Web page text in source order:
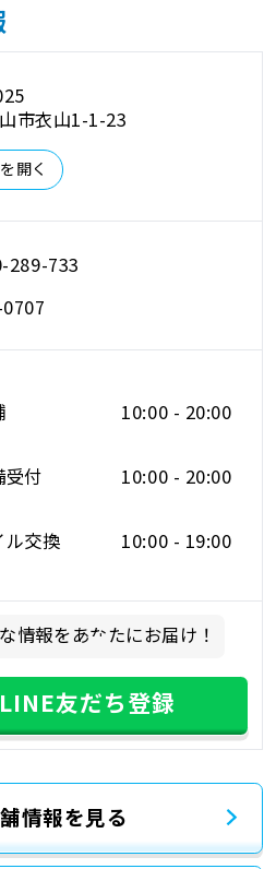
市衣山1-1-23
開く
289-733
10:00 - 20:00
受付 10:00 - 20:00
ル交換 10:00 - 19:00
情報をあなたにお届け！
LINE友だち登録
情報を見る